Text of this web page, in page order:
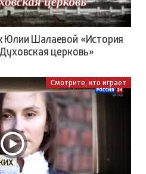
Юлии Шалаевой «История
церковь»
Смотрите, кто играет